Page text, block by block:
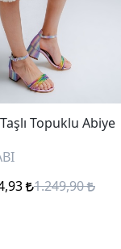
Topuklu Abiye
1.249,90